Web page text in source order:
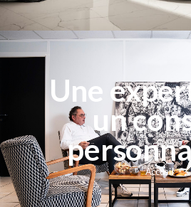
Une
un
Accueil